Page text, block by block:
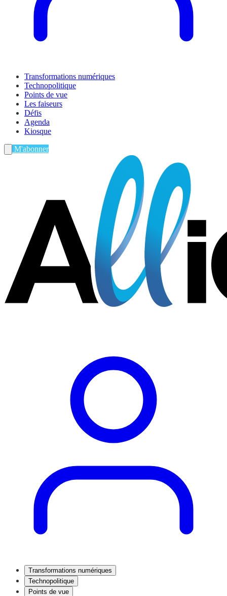
Transformations numériques
Technopolitique
Points de vue
Les faiseurs
Défis
Agenda
Kiosque
M'abonner
Transformations numériques
Technopolitique
Points de vue